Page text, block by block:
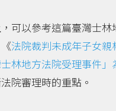
可以參考這篇臺灣士林
法院裁判未成年子女親
林地方法院受理事件」
院審理時的重點。